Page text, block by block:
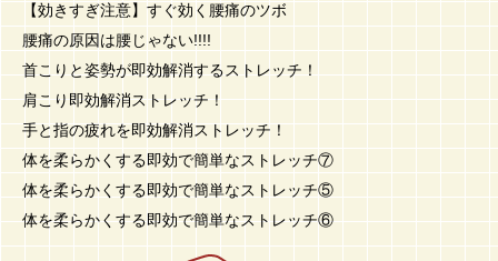
【効きすぎ注意】すぐ効く腰痛のツボ
腰痛の原因は腰じゃない!!!!
首こりと姿勢が即効解消するストレッチ！
肩こり即効解消ストレッチ！
手と指の疲れを即効解消ストレッチ！
体を柔らかくする即効で簡単なストレッチ⑦
体を柔らかくする即効で簡単なストレッチ⑤
体を柔らかくする即効で簡単なストレッチ⑥